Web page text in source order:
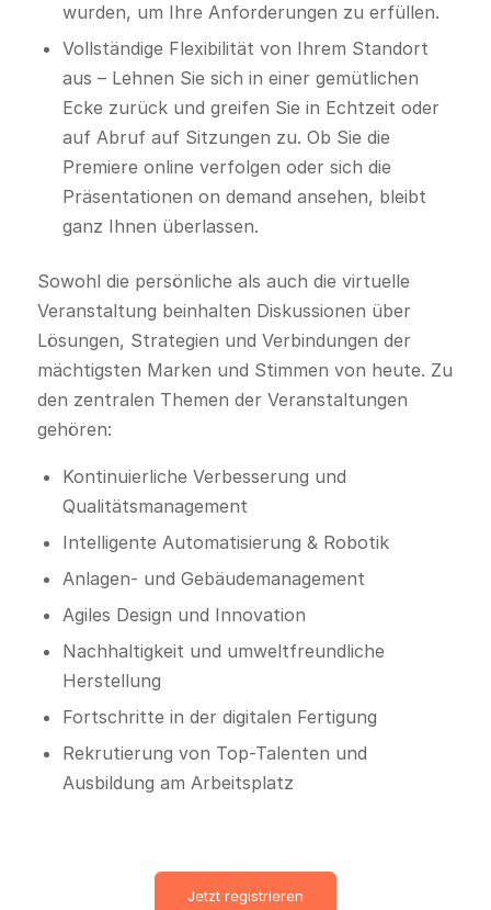
wurden, um Ihre Anforderungen zu erfüllen.
Vollständige Flexibilität von Ihrem Standort
aus – Lehnen Sie sich in einer gemütlichen
Ecke zurück und greifen Sie in Echtzeit oder
auf Abruf auf Sitzungen zu. Ob Sie die
Premiere online verfolgen oder sich die
Präsentationen on demand ansehen, bleibt
ganz Ihnen überlassen.
Sowohl die persönliche als auch die virtuelle
Veranstaltung beinhalten Diskussionen über
Lösungen, Strategien und Verbindungen der
mächtigsten Marken und Stimmen von heute. Zu
den zentralen Themen der Veranstaltungen
gehören:
Kontinuierliche Verbesserung und
Qualitätsmanagement
Intelligente Automatisierung & Robotik
Anlagen- und Gebäudemanagement
Agiles Design und Innovation
Nachhaltigkeit und umweltfreundliche
Herstellung
Fortschritte in der digitalen Fertigung
Rekrutierung von Top-Talenten und
Ausbildung am Arbeitsplatz
Jetzt registrieren